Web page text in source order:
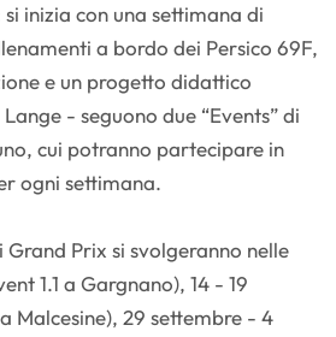
inizia con una settimana di
a bordo dei Persico 69F,
e un progetto didattico
- seguono due “Events” di
cui potranno partecipare in
ogni settimana.
Prix si svolgeranno nelle
1.1 a Gargnano), 14 - 19
Malcesine), 29 settembre - 4